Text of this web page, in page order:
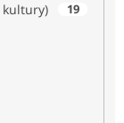
kultury) 19